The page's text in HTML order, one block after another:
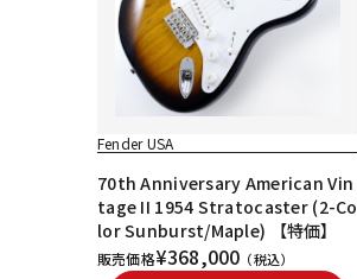
Fender USA
70th Anniversary American Vin
tage II 1954 Stratocaster (2-Co
lor Sunburst/Maple) 【特価】
販売価格¥368,000 （税込）